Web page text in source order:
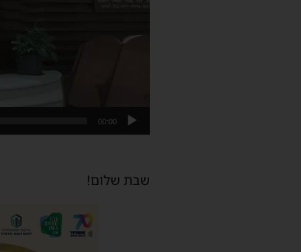
00:00
שבת שלום!